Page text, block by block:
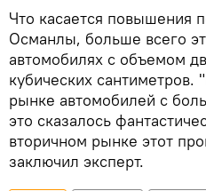
Что касается повышения
Османлы, больше всего
автомобилях с объемом
кубических
рынке автомобилей с
это сказалось
вторичном рынке этот
заключил эксперт.